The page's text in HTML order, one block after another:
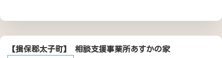
【揖保郡太子町】 相談支援事業所あすかの家